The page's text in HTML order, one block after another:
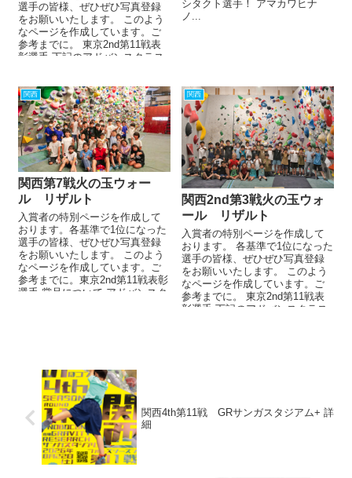
選手の皆様、ぜひぜひ写真登録
をお願いいたします。 このよう
なページを作成しています。ご
参考までに。 東京2nd第11戦表
彰選手 下記のアドバンスクラス
シタクト選手！ アマカワヒナ
ノ...
関西
関西第7戦火の玉ウォー
ル リザルト
入賞者の特別ページを作成して
おります。各基準で1位になった
選手の皆様、ぜひぜひ写真登録
をお願いいたします。 このよう
なページを作成しています。ご
参考までに。東京2nd第11戦表彰
選手 賞品について アドバンスク
関西
関西2nd第3戦火の玉ウォ
ール リザルト
入賞者の特別ページを作成して
おります。 各基準で1位になった
選手の皆様、ぜひぜひ写真登録
をお願いいたします。 このよう
なページを作成しています。ご
参考までに。 東京2nd第11戦表
彰選手 下記のアドバンスクラス
関西4th第11戦 GRサンガスタジアム+ 詳
細